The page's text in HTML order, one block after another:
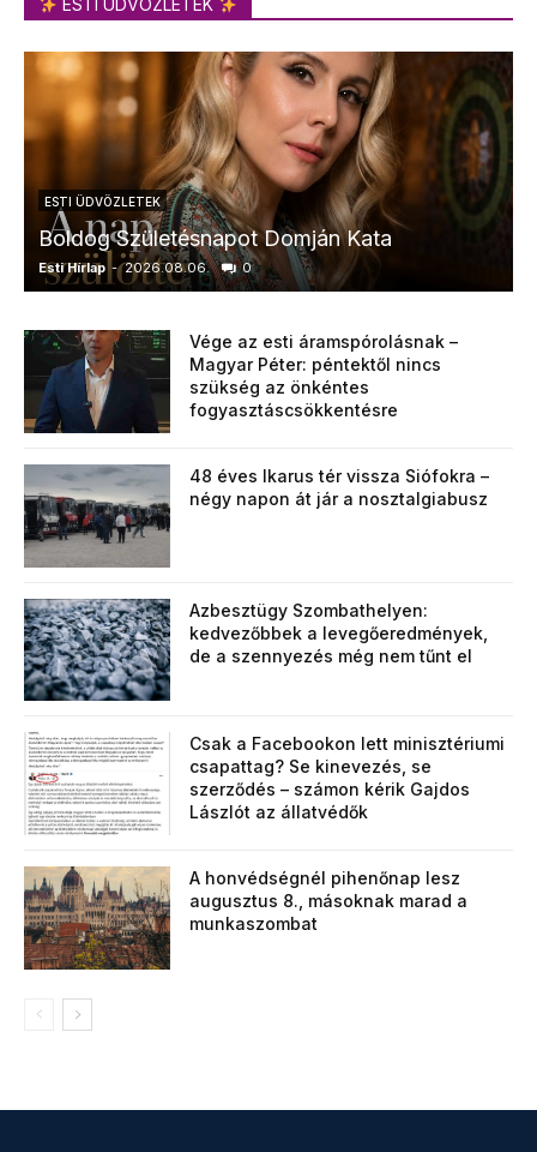
ESTI ÜDVÖZLETEK
ESTI ÜDVÖZLETEK
Boldog Születésnapot Domján Kata
Esti Hírlap - 2026.08.06. 0
Vége az esti áramspórolásnak –
Magyar Péter: péntektől nincs
szükség az önkéntes
fogyasztáscsökkentésre
48 éves Ikarus tér vissza Siófokra –
négy napon át jár a nosztalgiabusz
Azbesztügy Szombathelyen:
kedvezőbbek a levegőeredmények,
de a szennyezés még nem tűnt el
Csak a Facebookon lett minisztériumi
csapattag? Se kinevezés, se
szerződés – számon kérik Gajdos
Lászlót az állatvédők
A honvédségnél pihenőnap lesz
augusztus 8., másoknak marad a
munkaszombat